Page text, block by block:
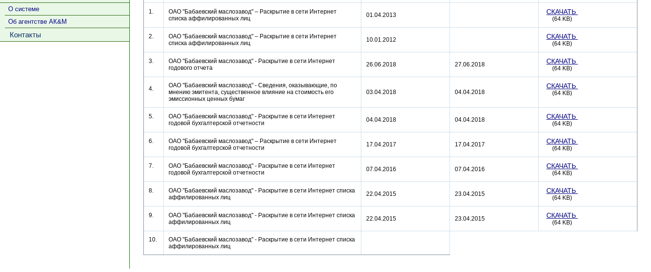
О системе
Об агентстве АК&М
Контакты
1.
ОАО "Бабаевский маслозавод" – Раскрытие в сети Интернет
списка аффилированных лиц
01.04.2013 СКАЧАТЬ
(64 KB)
2.
ОАО "Бабаевский маслозавод" – Раскрытие в сети Интернет
списка аффилированных лиц
10.01.2012 СКАЧАТЬ
(64 KB)
3.
ОАО "Бабаевский маслозавод" - Раскрытие в сети Интернет
годового отчета
26.06.2018 27.06.2018 СКАЧАТЬ
(64 KB)
4.
ОАО "Бабаевский маслозавод" - Сведения, оказывающие, по
мнению эмитента, существенное влияние на стоимость его
эмиссионных ценных бумаг
03.04.2018 04.04.2018
СКАЧАТЬ
(64 KB)
5.
ОАО "Бабаевский маслозавод" - Раскрытие в сети Интернет
годовой бухгалтерской отчетности
04.04.2018 04.04.2018 СКАЧАТЬ
(64 KB)
6.
ОАО "Бабаевский маслозавод" – Раскрытие в сети Интернет
годовой бухгалтерской отчетности
17.04.2017 17.04.2017 СКАЧАТЬ
(64 KB)
7.
ОАО "Бабаевский маслозавод" - Раскрытие в сети Интернет
годовой бухгалтерской отчетности
07.04.2016 07.04.2016 СКАЧАТЬ
(64 KB)
8.
ОАО "Бабаевский маслозавод" - Раскрытие в сети Интернет списка
аффилированных лиц
22.04.2015 23.04.2015 СКАЧАТЬ
(64 KB)
9.
ОАО "Бабаевский маслозавод" - Раскрытие в сети Интернет списка
аффилированных лиц
22.04.2015 23.04.2015 СКАЧАТЬ
(64 KB)
10.
ОАО "Бабаевский маслозавод" - Раскрытие в сети Интернет списка
аффилированных лиц